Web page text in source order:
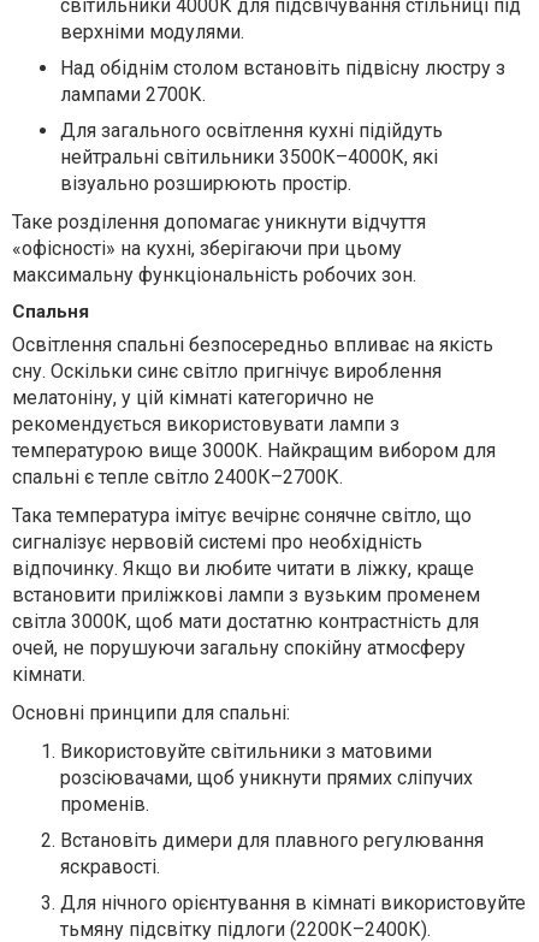
світильники 4000К для підсвічування стільниці під
верхніми модулями.
Над обіднім столом встановіть підвісну люстру з
лампами 2700К.
Для загального освітлення кухні підійдуть
нейтральні світильники 3500К–4000К, які
візуально розширюють простір.
Таке розділення допомагає уникнути відчуття
«офісності» на кухні, зберігаючи при цьому
максимальну функціональність робочих зон.
Спальня
Освітлення спальні безпосередньо впливає на якість
сну. Оскільки синє світло пригнічує вироблення
мелатоніну, у цій кімнаті категорично не
рекомендується використовувати лампи з
температурою вище 3000К. Найкращим вибором для
спальні є тепле світло 2400К–2700К.
Така температура імітує вечірнє сонячне світло, що
сигналізує нервовій системі про необхідність
відпочинку. Якщо ви любите читати в ліжку, краще
встановити приліжкові лампи з вузьким променем
світла 3000К, щоб мати достатню контрастність для
очей, не порушуючи загальну спокійну атмосферу
кімнати.
Основні принципи для спальні:
Використовуйте світильники з матовими
розсіювачами, щоб уникнути прямих сліпучих
променів.
Встановіть димери для плавного регулювання
яскравості.
Для нічного орієнтування в кімнаті використовуйте
тьмяну підсвітку підлоги (2200К–2400К).